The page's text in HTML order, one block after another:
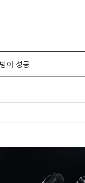
어 성공